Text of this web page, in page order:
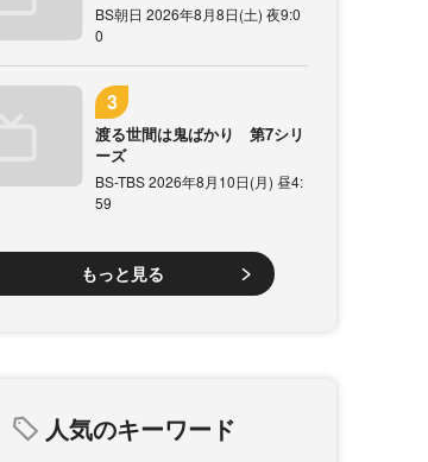
BS朝日 2026年8月8日(土) 夜9:0
0
渡る世間は鬼ばかり 第7シリ
ーズ
BS-TBS 2026年8月10日(月) 昼4:
59
もっと見る
人気のキーワード